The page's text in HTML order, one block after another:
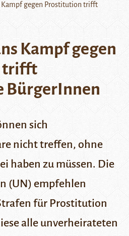
Kampf gegen Prostitution trifft
Kampf gegen
trifft
BürgerInnen
sich
nicht treffen, ohne
haben zu müssen. Die
(UN) empfehlen
für Prostitution
alle unverheirateten